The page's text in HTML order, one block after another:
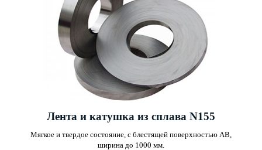
Лента и катушка из сплава N155
Мягкое и твердое состояние, с блестящей поверхностью AB,
ширина до 1000 мм.